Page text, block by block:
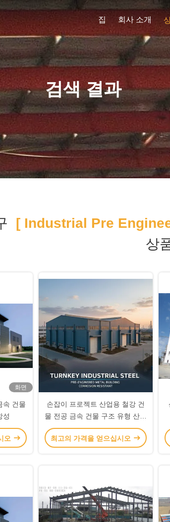
집 회사 소개
검색 결과
[ Industrial Pre
상
화면
속 건물
성
오
손잡이 프로젝트 산업용 철강 건
물 전공 금속 건물 구조 유형 산업
용 케이스에 설계된 경화 저항성
최고의 가격을 얻으십시오